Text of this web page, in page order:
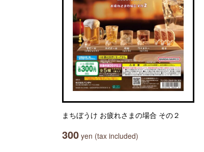
まちぼうけ お疲れさまの場合 その２
300 yen (tax included)